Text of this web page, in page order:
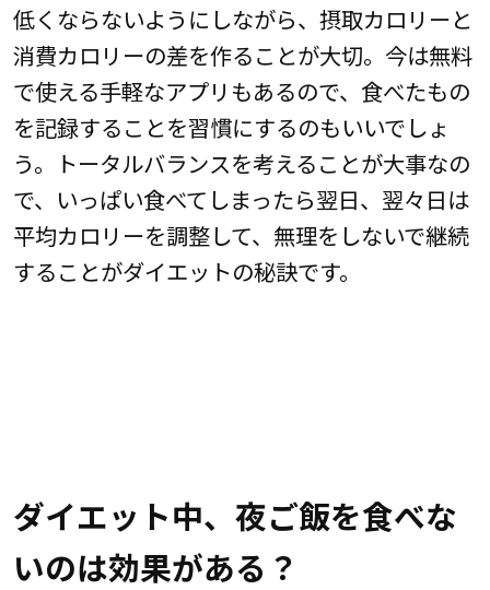
低くならないようにしながら、摂取カロリーと
消費カロリーの差を作ることが大切。今は無料
で使える手軽なアプリもあるので、食べたもの
を記録することを習慣にするのもいいでしょ
う。トータルバランスを考えることが大事なの
で、いっぱい食べてしまったら翌日、翌々日は
平均カロリーを調整して、無理をしないで継続
することがダイエットの秘訣です。
ダイエット中、夜ご飯を食べな
いのは効果がある？